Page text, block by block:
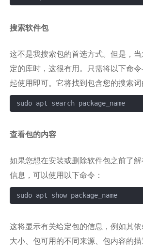
搜索软件包
这不是我搜索包的首选方式。但是，
定的库时，这很有用。只需将以下命
起使用即可。它将找到包含您的搜索词
查看包的内容
如果您想在安装或删除软件包之前了
信息，可以使用以下命令：
sudo apt show package_name
这将显示有关给定包的信息，例如其
大小、包可用的不同来源、包内容的描